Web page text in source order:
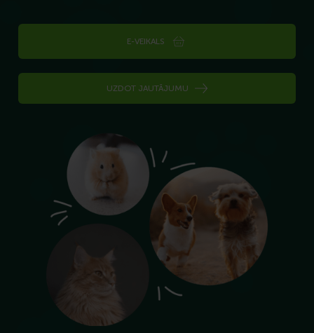
E-VEIKALS
UZDOT JAUTĀJUMU